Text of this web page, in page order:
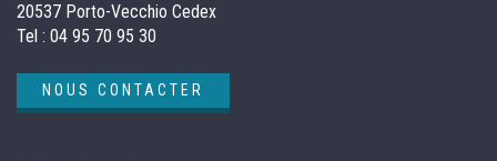
20537 Porto-Vecchio Cedex
Tel : 04 95 70 95 30
NOUS CONTACTER